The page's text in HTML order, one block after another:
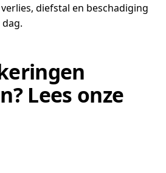
diefstal en beschadiging
Lees onze